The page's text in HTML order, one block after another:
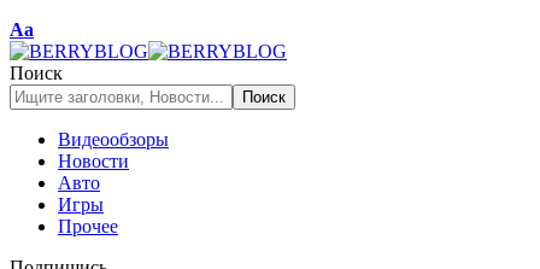
Изменение
размера
шрифта
Аа
Поиск
Видеообзоры
Новости
Авто
Игры
Прочее